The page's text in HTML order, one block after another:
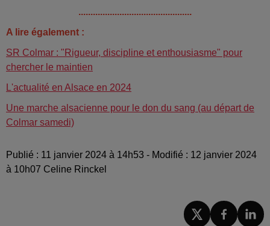
...............................................
A lire également :
SR Colmar : "Rigueur, discipline et enthousiasme" pour
chercher le maintien
L'actualité en Alsace en 2024
Une marche alsacienne pour le don du sang (au départ de
Colmar samedi)
Publié : 11 janvier 2024 à 14h53 - Modifié : 12 janvier 2024
à 10h07 Celine Rinckel